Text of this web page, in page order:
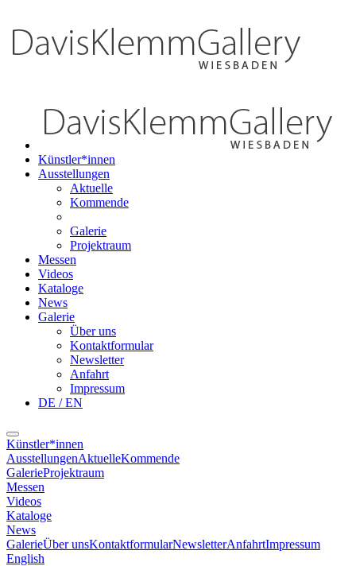
Künstler*innen
Ausstellungen
Aktuelle
Kommende
Galerie
Projektraum
Messen
Videos
Kataloge
News
Galerie
Über uns
Kontaktformular
Newsletter
Anfahrt
Impressum
DE / EN
Künstler*innen
AusstellungenAktuelleKommende
GalerieProjektraum
Messen
Videos
Kataloge
News
GalerieÜber unsKontaktformularNewsletterAnfahrtImpressum
English